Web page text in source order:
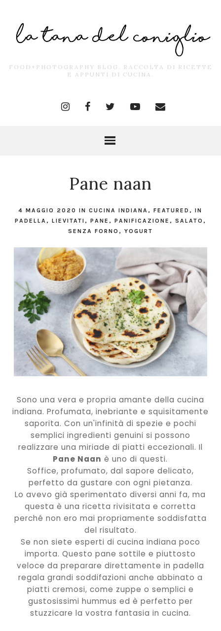
FOOD+PHOTOGRAPHY BLOG. RACCOLTA DI RICETTE
E APPUNTI DI CUCINA.
Pane naan
4 MAGGIO 2020INCUCINA INDIANA ,FEATURED ,IN
PADELLA , LIEVITATI , PANE , PANIFICAZIONE , SALATO ,
SENZA FORNO , YOGURT
Sono una vera e propria amante della cucina
indiana. Profumata, inebriante e squisitamente
saporita. Con un'infinità di spezie e pochi
semplici ingredienti genuini si possono
realizzare una miriade di piatti eccezionali. Il
Pane Naan è uno di questi.
Soffice, profumato, dal sapore delicato,
perfetto da gustare con ogni pietanza.
Lo avevo già sperimentato diversi anni fa, ma
questa è una ricetta rivisitata e corretta
perché non ero mai propriamente soddisfatta
del risultato.
Se non siete esperti di cucina indiana poco
importa. Questo pane sottile e piuttosto
veloce da preparare direttamente in padella
regala grandi soddifazioni anche abbinato a
piatti cremosi, come zuppe o semplici e
gustosissimi hummus ed è perfetto per
stuzzicare la vostra fantasia in cucina.